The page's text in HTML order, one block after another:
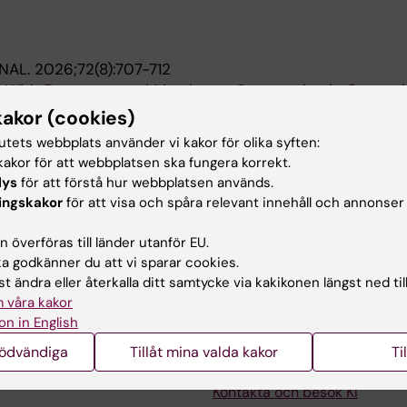
2026;72(8):707-712
Extracorporeal Membrane Oxygenation in
A Registry Analysis.
Burgos C
2024;30(11):1132-1144
perfusion in controlled DCD liver procurement:
protocol
de la Maza L; Nilsen V; Hildebrand K; Jarsaeter
C; Oniscu GC; Gustafsson N; Thompson M;
Lindholm J; Falk L; Bennet W; Jorns C
Kontakta och besök KI
(cookies)
webbplats använder vi kakor för olika syften:
för att webbplatsen ska fungera korrekt.
för att förstå hur webbplatsen används.
för att visa och spåra relevant innehåll och
överföras till länder utanför EU.
godkänner du att vi sparar cookies.
ändra eller återkalla ditt samtycke via kakikonen längst ned
våra kakor
in English
Tillåt mina valda kakor